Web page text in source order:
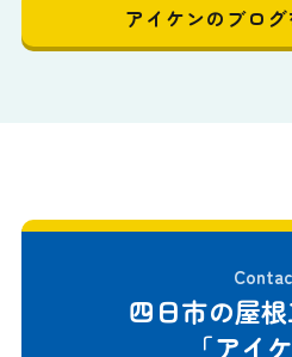
アイケンのブロ
四日市の屋
「アイ